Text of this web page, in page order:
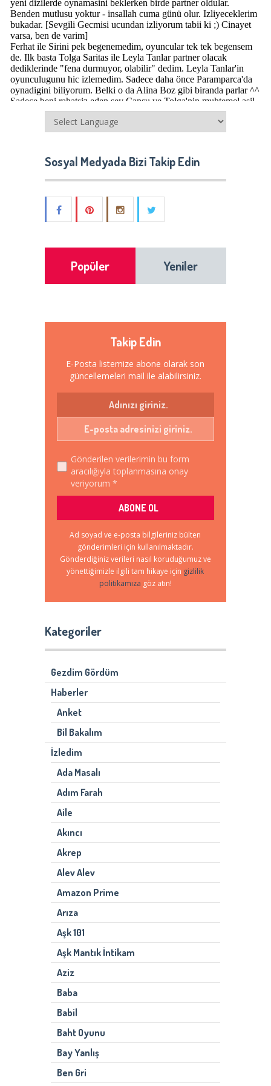
Sosyal Medyada Bizi Takip Edin
Popüler Yeniler
Takip Edin
E-Posta listemize abone olarak son
güncellemeleri mail ile alabilirsiniz.
Gönderilen verilerimin bu form
aracılığıyla toplanmasına onay
veriyorum *
Ad soyad ve e-posta bilgileriniz bülten
gönderimleri için kullanılmaktadır.
Gönderdiğiniz verileri nasıl koruduğumuz ve
yönettiğimizle ilgili tam hikaye için gizlilik
politikamıza göz atın!
Kategoriler
Gezdim Gördüm
Haberler
Anket
Bil Bakalım
İzledim
Ada Masalı
Adım Farah
Aile
Akıncı
Akrep
Alev Alev
Amazon Prime
Arıza
Aşk 101
Aşk Mantık İntikam
Aziz
Baba
Babil
Baht Oyunu
Bay Yanlış
Ben Gri